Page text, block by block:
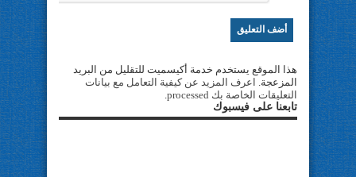
هذا الموقع يستخدم خدمة أكيسميت للتقليل من البريد
المزعجة. اعرف المزيد عن كيفية التعامل مع بيانات
التعليقات الخاصة بك processed
تابعنا على فيسبوك